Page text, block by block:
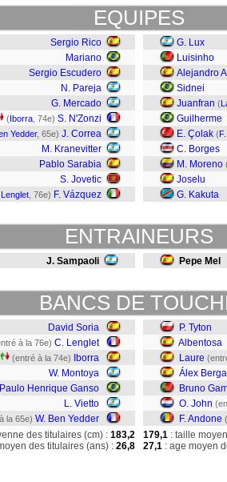
EQUIPES
Sergio Rico
Mariano
Sergio Escudero
N. Pareja
G. Mercado
(Iborra , 74e) S. N'Zonzi
Yedder, 65e) J. Correa
M. Kranevitter
Pablo Sarabia
S. Jovetic
, 76e) F. Vázquez
G. Lux
Luisinho
Alejandro
Sidnei
Juanfran (
Guilherme
E. Çolak (
C. Borges
M. Moreno
Joselu
G. Kakuta
ENTRAINEURS
J. Sampaoli Pepe Mel
BANCS DE
David Soria
à la 76e) C. Lenglet
(entré à la 74e)
Iborra
W. Montoya
Paulo Henrique Ganso
L. Vietto
la 65e) W. Ben Yedder
P. Tyton
Albentosa
Laure
Álex
Bruno
O. John
F. Andone
des titulaires (cm) : 183,2
des titulaires (ans) : 26,8
179,1 : taille
27,1 : age moyen